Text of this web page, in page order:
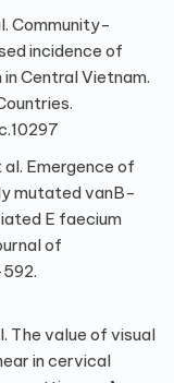
Community-
incidence of
Central Vietnam.
al. Emergence of
mutated vanB-
E faecium
of
The value of visual
in cervical